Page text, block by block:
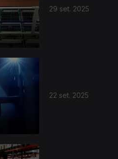
29 set. 2025
22 set. 2025